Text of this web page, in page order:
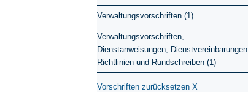
Verwaltungsvorschriften (1)
Verwaltungsvorschriften,
Dienstanweisungen, Dienstvereinbarungen,
Richtlinien und Rundschreiben (1)
Vorschriften zurücksetzen X